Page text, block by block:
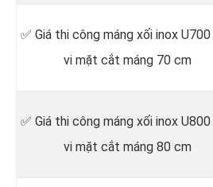
✅ Giá thi công máng xối inox
vi mặt cắt máng 70 cm
✅ Giá thi công máng xối inox
vi mặt cắt máng 80 cm